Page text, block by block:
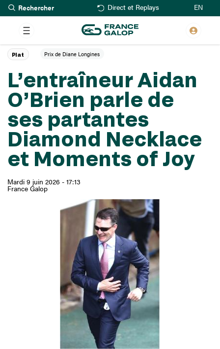
Aller
au
contenu
principal
Rechercher Direct et Replays EN
L’entraîneur Aidan
O’Brien parle de
ses partantes
Diamond Necklace
et Moments of Joy
Mardi 9 juin 2026 - 17:13
France Galop
Plat Prix de Diane Longines